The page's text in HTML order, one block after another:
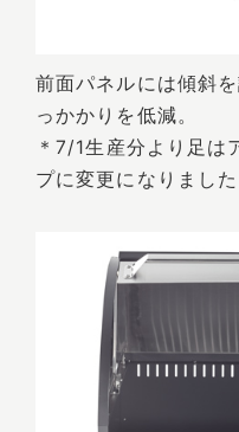
前面パネルには傾斜
っかかりを低減。
＊7/1生産分より足は
プに変更になりました